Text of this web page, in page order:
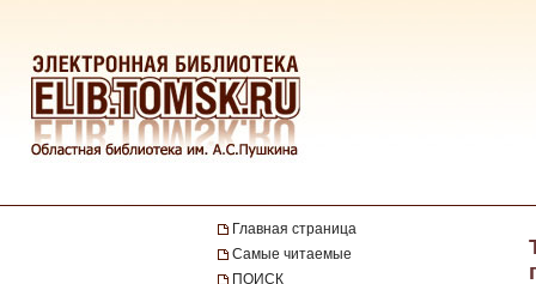
Главная страница
Самые читаемые
ПОИСК